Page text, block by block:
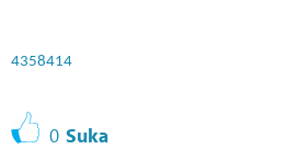
4358414
0 Suka